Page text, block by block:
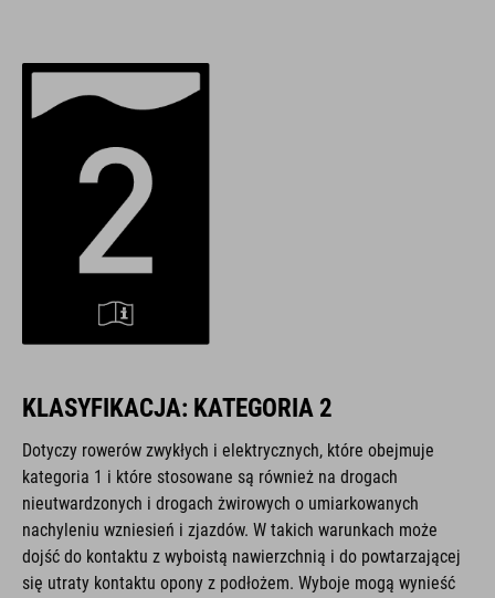
KLASYFIKACJA: KATEGORIA 2
Dotyczy rowerów zwykłych i elektrycznych, które obejmuje
kategoria 1 i które stosowane są również na drogach
nieutwardzonych i drogach żwirowych o umiarkowanych
nachyleniu wzniesień i zjazdów. W takich warunkach może
dojść do kontaktu z wyboistą nawierzchnią i do powtarzającej
się utraty kontaktu opony z podłożem. Wyboje mogą wynieść